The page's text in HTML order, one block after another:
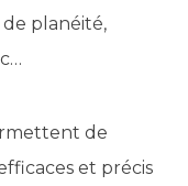
planéité,
de
et précis